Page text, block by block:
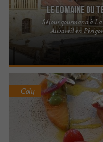
Le Domaine du
Séjour gourmand à
Aubareil en
Découvrez l'hôtel restaurant «
terroir » à la Chapelle-Aubareil
au cœur du ...
Coly